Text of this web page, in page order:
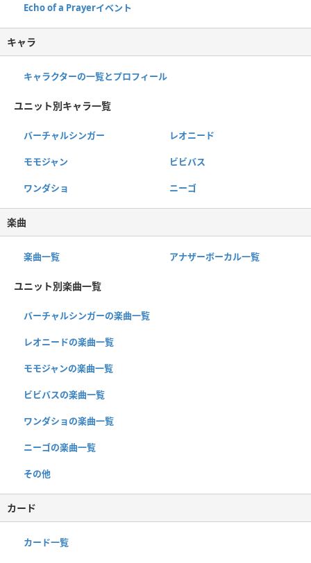
Echo of a Prayerイベント
キャラ
キャラクターの一覧とプロフィール
ユニット別キャラ一覧
バーチャルシンガー レオニード
モモジャン ビビバス
ワンダショ ニーゴ
楽曲
楽曲一覧 アナザーボーカル一覧
ユニット別楽曲一覧
バーチャルシンガーの楽曲一覧
レオニードの楽曲一覧
モモジャンの楽曲一覧
ビビバスの楽曲一覧
ワンダショの楽曲一覧
ニーゴの楽曲一覧
その他
カード
カード一覧